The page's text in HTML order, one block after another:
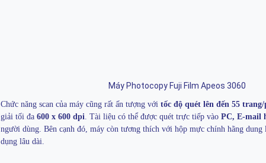
Máy Photocopy Fuji Film Apeos 3060
Chức năng scan của máy cũng rất ấn tượng với tốc độ quét lên đến 55
giải tối đa 600 x 600 dpi. Tài liệu có thể được quét trực tiếp vào PC, E-mail
người dùng. Bên cạnh đó, máy còn tương thích với hộp mực chính hãng dung
dụng lâu dài.